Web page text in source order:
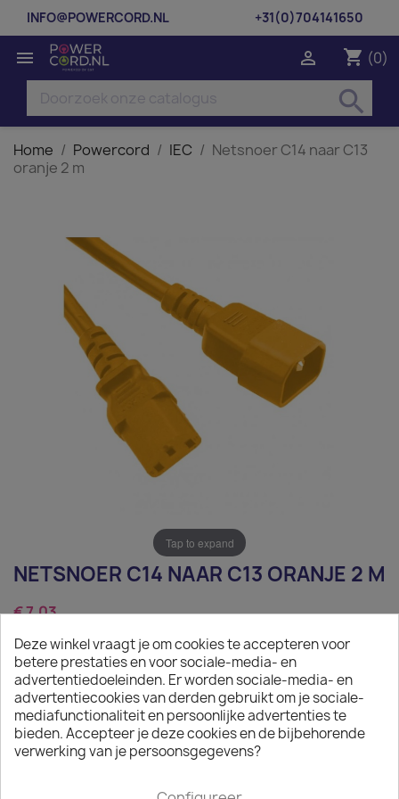
INFO@POWERCORD.NL +31(0)704141650
 shopping_cart (0)

search
Home Powercord IEC
Netsnoer C14 naar C13
oranje 2 m
Tap to expand
NETSNOER C14 NAAR C13 ORANJE 2 M
€ 7,03
Exclusief belasting
Netsnoer C14 naar C13 oranje 2 m
Aantal
 IN WINKELWAGEN
Deze winkel vraagt je om cookies te accepteren voor
betere prestaties en voor sociale-media- en
advertentiedoeleinden. Er worden sociale-media- en
advertentiecookies van derden gebruikt om je sociale-
mediafunctionaliteit en persoonlijke advertenties te
bieden. Accepteer je deze cookies en de bijbehorende
verwerking van je persoonsgegevens?